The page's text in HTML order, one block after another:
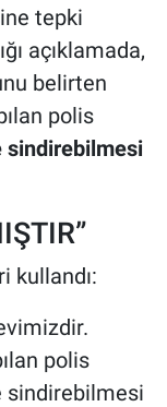
tepki
açıklamada,
belirten
polis
sindirebilmesi
kullandı:
polis
sindirebilmesi